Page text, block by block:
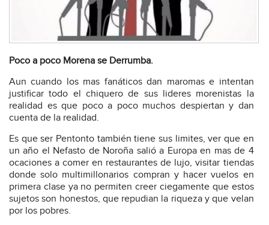
Poco a poco Morena se Derrumba.
Aun cuando los mas fanáticos dan maromas e intentan
justificar todo el chiquero de sus lideres morenistas la
realidad es que poco a poco muchos despiertan y dan
cuenta de la realidad.
Es que ser Pentonto también tiene sus limites, ver que en
un año el Nefasto de Noroña salió a Europa en mas de 4
ocaciones a comer en restaurantes de lujo, visitar tiendas
donde solo multimillonarios compran y hacer vuelos en
primera clase ya no permiten creer ciegamente que estos
sujetos son honestos, que repudian la riqueza y que velan
por los pobres.